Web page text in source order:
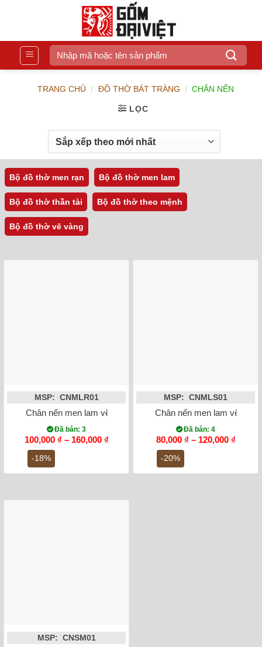
dung
Tìm
kiếm:
TRANG CHỦ / ĐỒ THỜ BÁT TRÀNG / CHÂN NẾN
LỌC
Bộ đồ thờ men rạn Bộ đồ thờ men lam
Bộ đồ thờ thần tài Bộ đồ thờ theo mệnh
Bộ đồ thờ vẽ vàng
-18%
MSP: CNMLR01
Chân nến men lam vẽ rồng Long Chầu Nguyệt Bát Tràng
Đã bán: 3
100,000 ₫ – 160,000 ₫Khoảng
đến
-20%
MSP: CNMLS01
Chân nến men lam vẽ hoa
Đã bán: 4
80,000 ₫ – 120,000 ₫
đến
MSP: CNSM01